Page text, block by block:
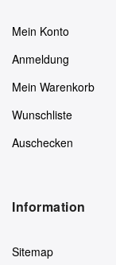
Mein Konto
Anmeldung
Mein Warenkorb
Wunschliste
Auschecken
Information
Sitemap